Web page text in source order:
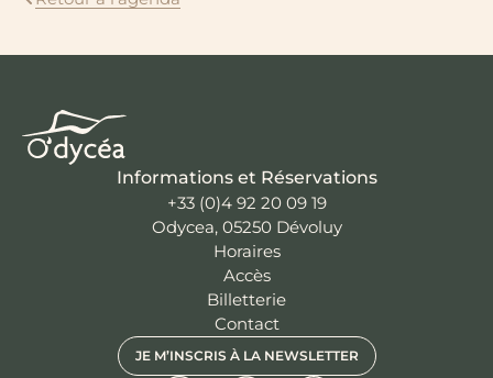
Informations et Réservations
+33 (0)4 92 20 09 19
Odycea, 05250 Dévoluy
Horaires
Accès
Billetterie
Contact
JE M’INSCRIS À LA NEWSLETTER